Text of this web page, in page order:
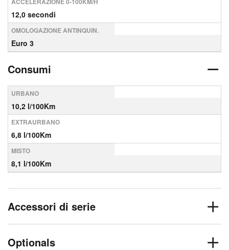
12,0 secondi
OMOLOGAZIONE ANTINQUIN.
Euro 3
Consumi
URBANO
10,2 l/100Km
EXTRAURBANO
6,8 l/100Km
MISTO
8,1 l/100Km
Accessori di serie
Optionals